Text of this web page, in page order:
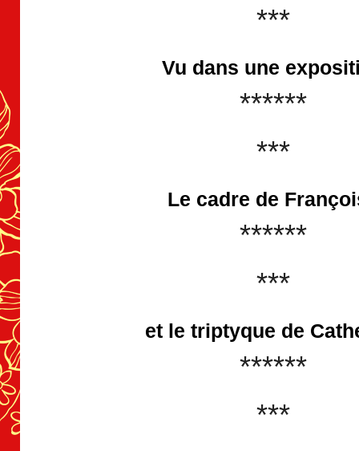
***
Vu dans une
******
***
Le cadre de
******
***
et le triptyque de
******
***